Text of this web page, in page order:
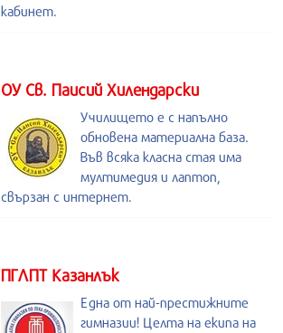
кабинет.
ОУ Св. Паисий Хилендарски
Училището е с напълно
обновена материална база.
Във всяка класна стая има
мултимедия и лаптоп,
свързан с интернет.
ПГЛПТ Казанлък
Една от най-престижните
гимназии! Целта на екипа на